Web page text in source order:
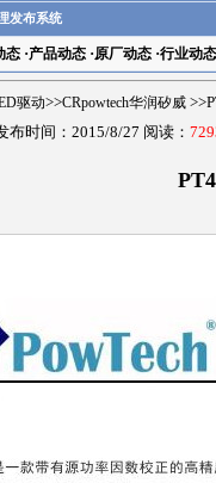
发布系统
态·产品动态·原厂动态·行业动态
驱动>>CRpowtech华润矽威
布时间：2015/8/27 阅读：